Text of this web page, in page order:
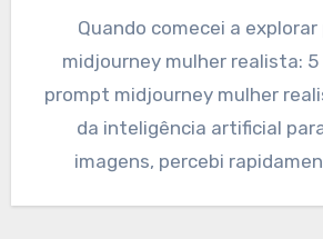
Quando comecei a
midjourney mulher realista: 5
prompt midjourney mulher
da inteligência artificial
imagens, percebi